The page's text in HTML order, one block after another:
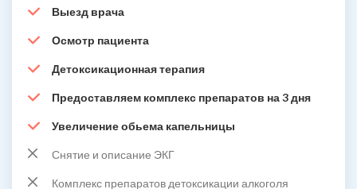
Выезд врача
Осмотр пациента
Детоксикационная терапия
Предоставляем комплекс препаратов на 3 дня
Увеличение обьема капельницы
Снятие и описание ЭКГ
Комплекс препаратов детоксикации алкоголя